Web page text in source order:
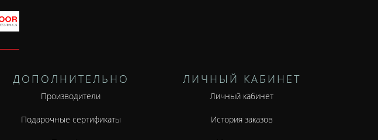
ДОПОЛНИТЕЛЬНО
Производители
Подарочные сертификаты
ЛИЧНЫЙ КАБИНЕТ
Личный кабинет
История заказов